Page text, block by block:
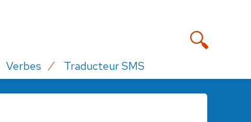
Verbes Traducteur SMS